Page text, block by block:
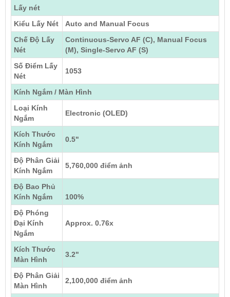
Lấy nét
Kiểu Lấy Nét
Auto and Manual Focus
Chế Độ Lấy
Nét
Continuous-Servo AF (C), Manual Focus
(M), Single-Servo AF (S)
Số Điểm Lấy
Nét
1053
Kính Ngắm / Màn Hình
Loại Kính
Ngắm
Electronic (OLED)
Kích Thước
Kính Ngắm
0.5"
Độ Phân Giải
Kính Ngắm
5,760,000 điểm ảnh
Độ Bao Phủ
Kính Ngắm
100%
Độ Phóng
Đại Kính
Ngắm
Approx. 0.76x
Kích Thước
Màn Hình
3.2"
Độ Phân Giải
Màn Hình
2,100,000 điểm ảnh